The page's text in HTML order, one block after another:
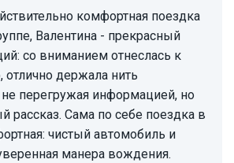
Валентина - прекрасный
со вниманием отнеслась к
держала нить
перегружая информацией, но
рассказ. Сама по себе поездка в
чистый автомобиль и
манера вождения.